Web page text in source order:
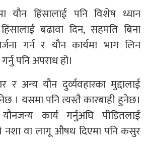
यौन हिंसालाई पनि विशेष ध्यान
बढावा दिन, सहमति बिना
गर्न र यौन कार्यमा भाग लिन
पनि अपराध हो।
र अन्य यौन दुर्व्यवहारका मुद्दालाई
। यसमा पनि त्यस्तै कारबाही हुनेछ।
कार्य गर्नुअघि पीडितलाई
नशा वा लागू औषध दिएमा पनि कसुर